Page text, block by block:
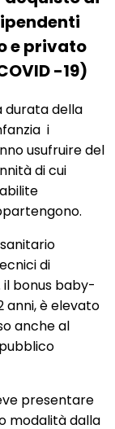
e privato
-19)
durata della
i
usufruire del
di cui
di
il bonus baby-
anni, è elevato
anche al
presentare
modalità dalla